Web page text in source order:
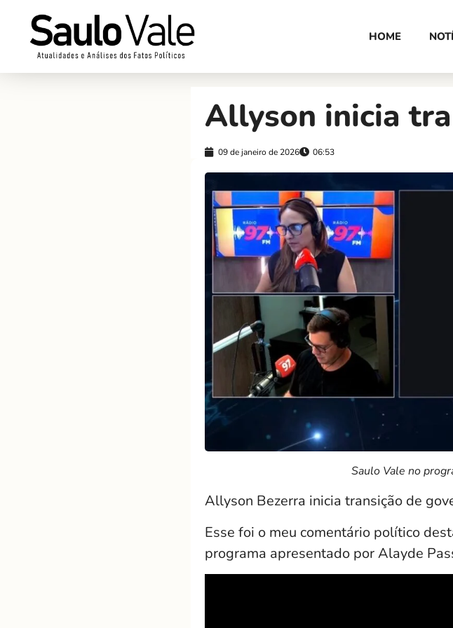
HOME
Allyson inicia
09 de janeiro de 2026 06:53
Saulo Vale no
Allyson Bezerra inicia transição de
Esse foi o meu comentário político
programa apresentado por Alayde